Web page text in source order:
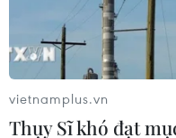
Đến năm 2030, Việt
thiểu 10 công nghệ lõi
04/08/2026 15:34
vietnamplus.vn
Thụy Sĩ khó đạt